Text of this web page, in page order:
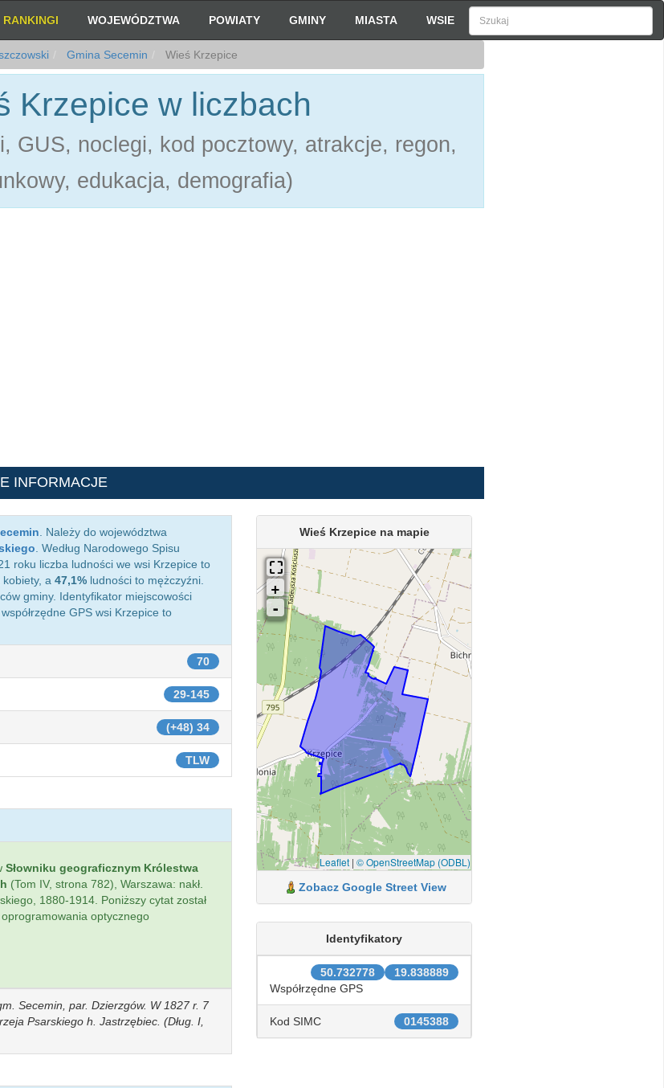
RANKINGI WOJEWÓDZTWA POWIATY GMINY MIASTA WSIE
Gmina Secemin Wieś Krzepice
Krzepice w liczbach
GUS, noclegi, kod pocztowy, atrakcje, regon,
edukacja, demografia)
INFORMACJE
. Należy do województwa
. Według Narodowego Spisu
roku liczba ludności we wsi Krzepice to
a 47,1% ludności to mężczyźni.
gminy. Identyfikator miejscowości
współrzędne GPS wsi Krzepice to
70
29-145
(+48) 34
TLW
Słowniku geograficznym Królestwa
(Tom IV, strona 782), Warszawa: nakł.
1880-1914. Poniższy cytat został
optycznego
Secemin, par. Dzierzgów. W 1827 r. 7
Psarskiego h. Jastrzębiec. (Dług. I,
Wieś Krzepice na mapie
Leaflet| © OpenStreetMap (ODBL)
Zobacz Google Street View
Identyfikatory
19.838889
50.732778
Współrzędne GPS
0145388
Kod SIMC